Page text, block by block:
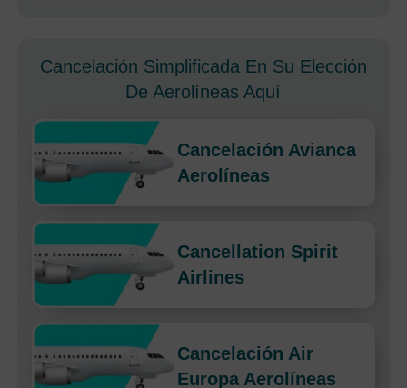
Cancelación Simplificada En Su Elección
De Aerolíneas Aquí
Cancelación Avianca
Aerolíneas
Cancellation Spirit
Airlines
Cancelación Air
Europa Aerolíneas